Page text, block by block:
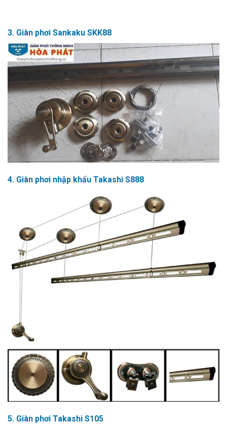
3. Giàn phơi Sankaku SKK88
4. Giàn phơi nhập khẩu Takashi S888
5. Giàn phơi Takashi S105